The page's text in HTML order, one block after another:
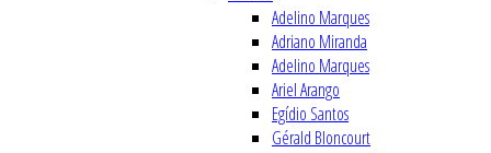
Adelino Marques
Adriano Miranda
Adelino Marques
Ariel Arango
Egídio Santos
Gérald Bloncourt